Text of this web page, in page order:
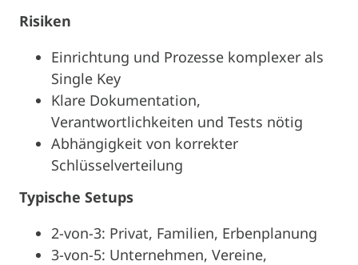
Risiken
Einrichtung und Prozesse komplexer als
Single Key
Klare Dokumentation,
Verantwortlichkeiten und Tests nötig
Abhängigkeit von korrekter
Schlüsselverteilung
Typische Setups
2-von-3: Privat, Familien, Erbenplanung
3-von-5: Unternehmen, Vereine,